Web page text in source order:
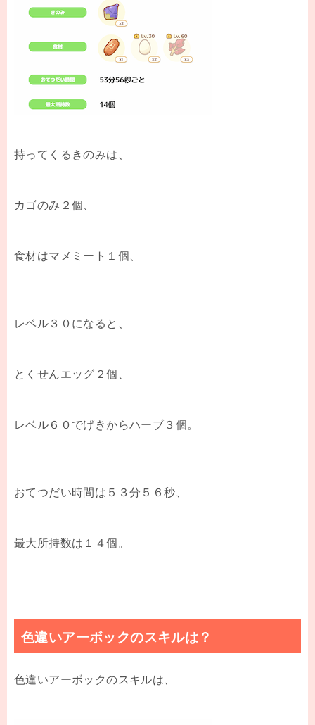
持ってくるきのみは、
カゴのみ２個、
食材はマメミート１個、
レベル３０になると、
とくせんエッグ２個、
レベル６０でげきからハーブ３個。
おてつだい時間は５３分５６秒、
最大所持数は１４個。
色違いアーボックのスキルは？
色違いアーボックのスキルは、